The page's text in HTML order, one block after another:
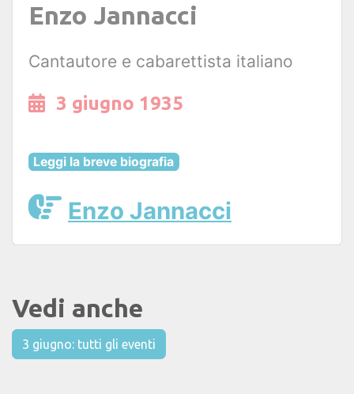
Enzo Jannacci
Cantautore e cabarettista italiano
3 giugno 1935
Leggi la breve biografia
Enzo Jannacci
Vedi anche
3 giugno: tutti gli eventi